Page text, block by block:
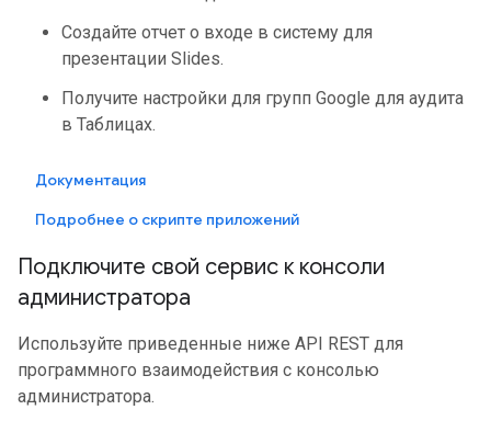
Создайте отчет о входе в систему для
презентации Slides.
Получите настройки для групп Google для аудита
в Таблицах.
Документация
Подробнее о скрипте приложений
Подключите свой сервис к консоли
администратора
Используйте приведенные ниже API REST для
программного взаимодействия с консолью
администратора.